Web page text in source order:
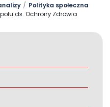
Polityka społeczna
ds. Ochrony Zdrowia